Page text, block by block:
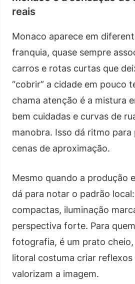
reais
Monaco aparece em
franquia, quase sempre
carros e rotas curtas que
“cobrir” a cidade em pouco
chama atenção é a mistura
bem cuidadas e curvas de
manobra. Isso dá ritmo para
cenas de aproximação.
Mesmo quando a produção
dá para notar o padrão
compactas, iluminação
perspectiva forte. Para
fotografia, é um prato
litoral costuma criar
valorizam a imagem.